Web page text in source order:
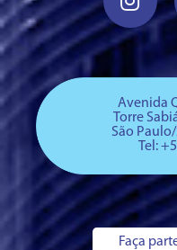
Avenida
Torre
São Paulo/
Tel: +
Faça